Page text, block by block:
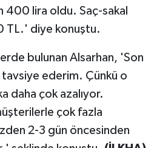
400 lira oldu. Saç-sakal
TL.' diye konuştu.
bulunan Alsarhan, 'Son
tavsiye ederim. Çünkü o
daha çok azalıyor.
çok fazla
2-3 gün öncesinden